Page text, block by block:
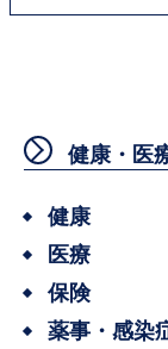
健康・医
健康
医療
保険
薬事・感染